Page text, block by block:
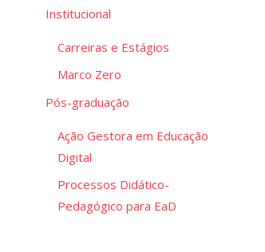
Institucional
Carreiras e Estágios
Marco Zero
Pós-graduação
Ação Gestora em Educação
Digital
Processos Didático-
Pedagógico para EaD